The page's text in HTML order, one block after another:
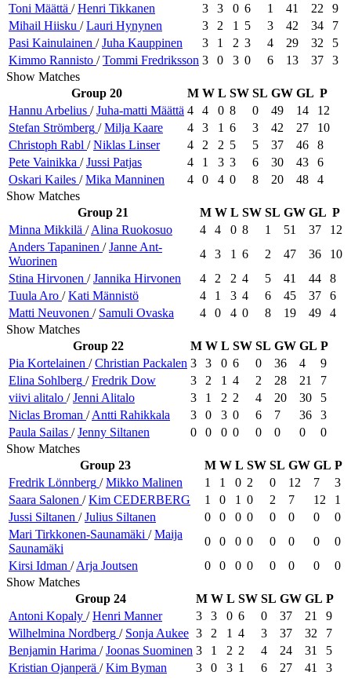
Toni Määttä /Henri Tikkanen 3 3 0 6 1 41 22
9
Mihail Hiisku /Lauri Hynynen 3 2 1 5 3 42 34
7
Pasi Kainulainen /Juha Kauppinen 3 1 2 3 4 29 32
5
Kimmo Rannisto /Tommi Fredriksson 3 0 3 0 6 13 37
3
Show Matches
Group 20
M W L SW SL GW GL P
Hannu Arbelius /Juha-matti Määttä 4 4 0 8 0 49 14
12
Stefan Strömberg /Milja Kaare 4 3 1 6 3 42 27
10
Christoph Rabl /Niklas Linser 4 2 2 5 5 37 46
8
Pete Vainikka /Jussi Patjas 4 1 3 3 6 30 43
6
Oskari Kailes /Mika Manninen 4 0 4 0 8 20 48
4
Show Matches
Group 21
M W L SW SL GW GL P
Minna Mikkilä /Alina Ruokosuo 4 4 0 8 1 51 37
12
Anders Tapaninen /Janne Ant-
Wuorinen
4 3 1 6 2 47 36
10
Stina Hirvonen /Jannika Hirvonen 4 2 2 4 5 41 44
8
Tuula Aro /Kati Männistö 4 1 3 4 6 45 37
6
Matti Neuvonen / Samuli Ovaska 4 0 4 0 8 19 49
4
Show Matches
Group 22
M W L SW SL GW GL P
Pia Kortelainen /Christian Packalen 3 3 0 6 0 36 4
9
Elina Sohlberg /Fredrik Dow 3 2 1 4 2 28 21
7
viivi alitalo /Jenni Alitalo 3 1 2 2 4 20 30
5
Niclas Broman /Antti Rahikkala 3 0 3 0 6 7 36
3
Paula Sailas /Jenny Siltanen 0 0 0 0 0 0 0
0
Show Matches
Group 23
M W L SW SL GW GL P
Fredrik Lönnberg /Mikko Malinen 1 1 0 2 0 12 7
3
Saara Salonen /Kim CEDERBERG 1 0 1 0 2 7 12
1
Jussi Siltanen /Julius Siltanen 0 0 0 0 0 0 0
0
Mari Tirkkonen-Saunamäki /Maija
Saunamäki
0 0 0 0 0 0 0
0
Kirsi Idman /Arja Joutsen 0 0 0 0 0 0 0
0
Show Matches
Group 24
M W L SW SL GW GL P
Antoni Kopaly /Henri Manner 3 3 0 6 0 37 21
9
Wilhelmina Nordberg / Sonja Aukee 3 2 1 4 3 37 32
7
Benjamin Harima /Joonas Suominen 3 1 2 2 4 24 31
5
Kristian Ojanperä /Kim Byman 3 0 3 1 6 27 41
3